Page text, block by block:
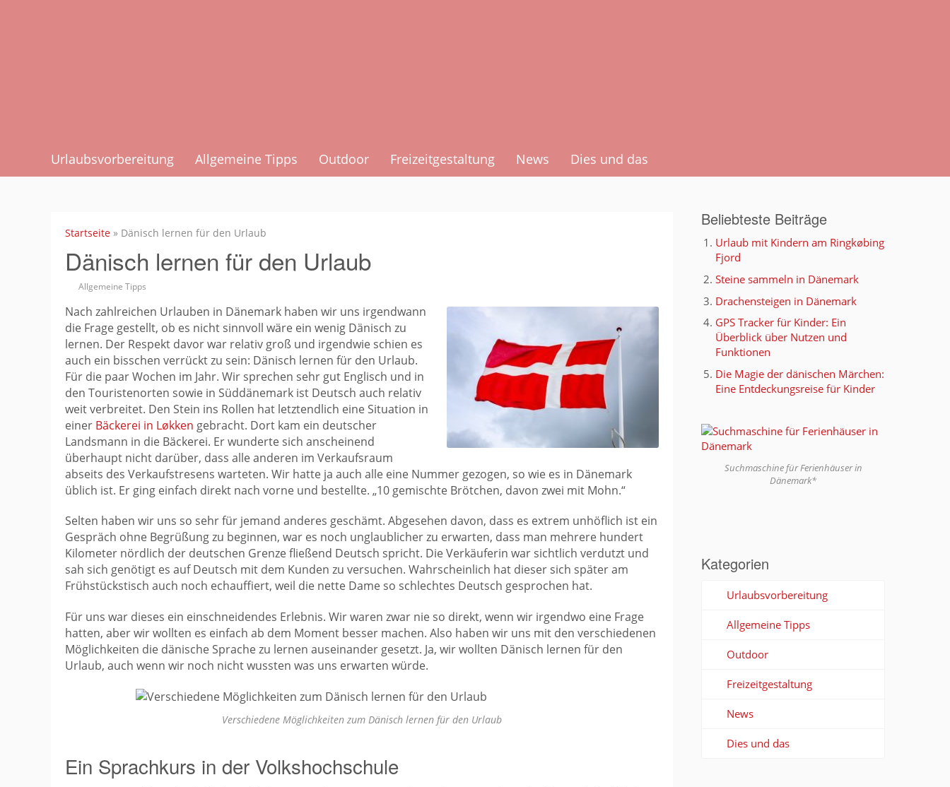
Urlaubsvorbereitung Allgemeine Tipps Outdoor Freizeitgestaltung News Dies und das
Startseite » Dänisch lernen für den Urlaub
Dänisch lernen für den Urlaub
Allgemeine Tipps
Nach zahlreichen Urlauben in Dänemark haben wir uns irgendwann
die Frage gestellt, ob es nicht sinnvoll wäre ein wenig Dänisch zu
lernen. Der Respekt davor war relativ groß und irgendwie schien es
auch ein bisschen verrückt zu sein: Dänisch lernen für den Urlaub.
Für die paar Wochen im Jahr. Wir sprechen sehr gut Englisch und in
den Touristenorten sowie in Süddänemark ist Deutsch auch relativ
weit verbreitet. Den Stein ins Rollen hat letztendlich eine Situation in
einer Bäckerei in Løkken gebracht. Dort kam ein deutscher
Landsmann in die Bäckerei. Er wunderte sich anscheinend
überhaupt nicht darüber, dass alle anderen im Verkaufsraum
abseits des Verkaufstresens warteten. Wir hatte ja auch alle eine Nummer gezogen, so wie es in Dänemark
üblich ist. Er ging einfach direkt nach vorne und bestellte. „10 gemischte Brötchen, davon zwei mit Mohn.“
Selten haben wir uns so sehr für jemand anderes geschämt. Abgesehen davon, dass es extrem unhöflich ist ein
Gespräch ohne Begrüßung zu beginnen, war es noch unglaublicher zu erwarten, dass man mehrere hundert
Kilometer nördlich der deutschen Grenze fließend Deutsch spricht. Die Verkäuferin war sichtlich verdutzt und
sah sich genötigt es auf Deutsch mit dem Kunden zu versuchen. Wahrscheinlich hat dieser sich später am
Frühstückstisch auch noch echauffiert, weil die nette Dame so schlechtes Deutsch gesprochen hat.
Für uns war dieses ein einschneidendes Erlebnis. Wir waren zwar nie so direkt, wenn wir irgendwo eine Frage
hatten, aber wir wollten es einfach ab dem Moment besser machen. Also haben wir uns mit den verschiedenen
Möglichkeiten die dänische Sprache zu lernen auseinander gesetzt. Ja, wir wollten Dänisch lernen für den
Urlaub, auch wenn wir noch nicht wussten was uns erwarten würde.
Verschiedene Möglichkeiten zum Dänisch lernen für den Urlaub
Ein Sprachkurs in der Volkshochschule
Beliebteste Beiträge
Urlaub mit Kindern am Ringkøbing
Fjord
Steine sammeln in Dänemark
Drachensteigen in Dänemark
GPS Tracker für Kinder: Ein
Überblick über Nutzen und
Funktionen
Die Magie der dänischen Märchen:
Eine Entdeckungsreise für Kinder
Suchmaschine für Ferienhäuser in
Dänemark*
Kategorien
Urlaubsvorbereitung
Allgemeine Tipps
Outdoor
Freizeitgestaltung
News
Dies und das